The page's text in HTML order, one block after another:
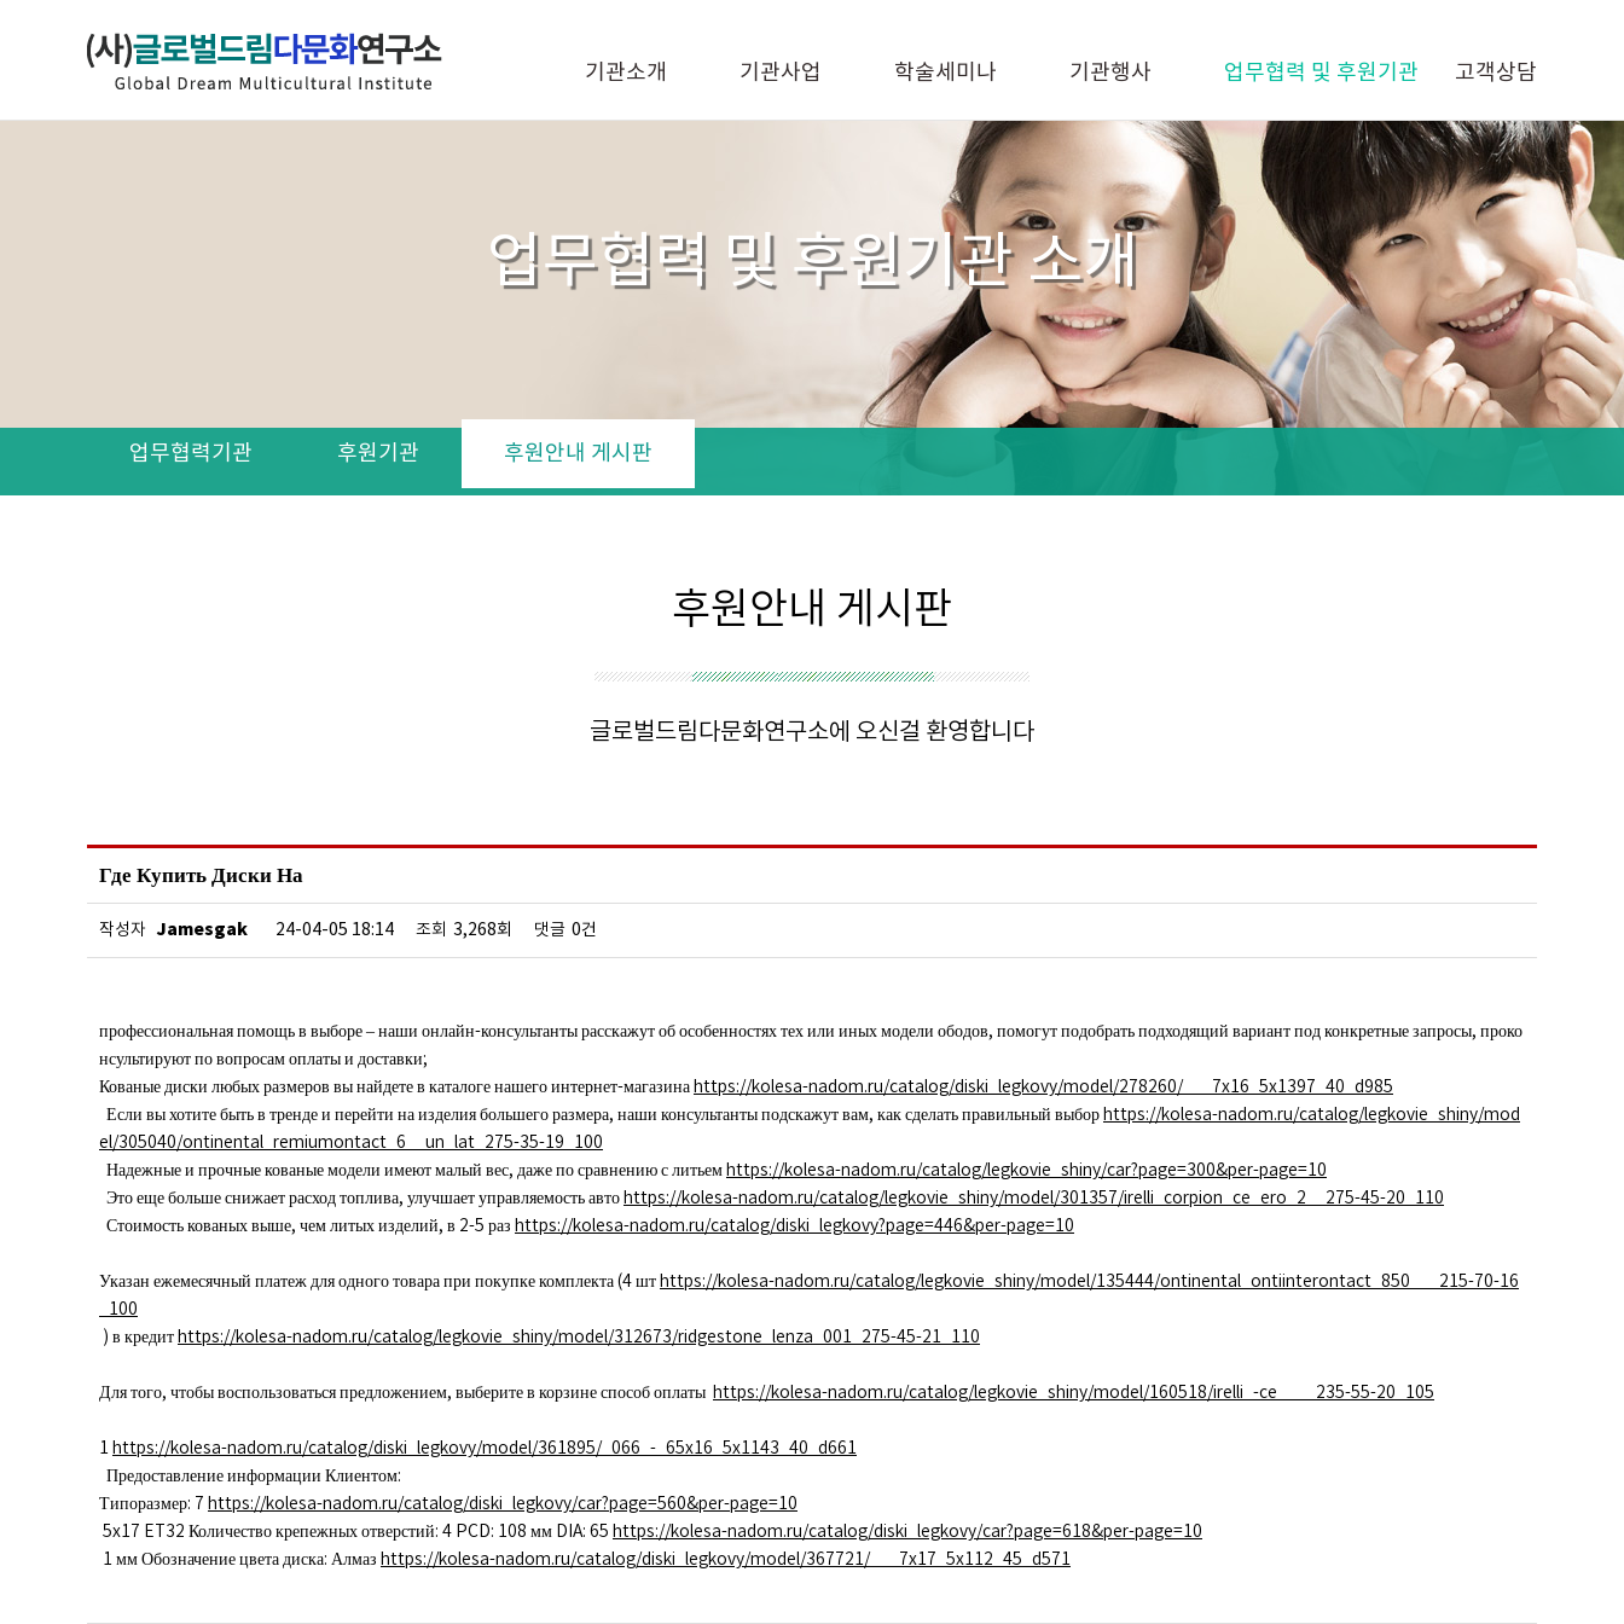
기관소개 기관사업 학술세미나 기관행사 업무협력 및 후원기관 고객상담
업무협력 및 후원기관 소개
업무협력기관 후원기관 후원안내 게시판
후원안내 게시판
글로벌드림다문화연구소에 오신걸 환영합니다
Где Купить Диски На
작성자 Jamesgak 24-04-05 18:14 조회 3,268회 댓글 0건
профессиональная помощь в выборе – наши онлайн-консультанты расскажут об особенностях тех или иных модели ободов, помогут подобрать подходящий вариант под конкретные запросы, проко
нсультируют по вопросам оплаты и доставки;
Кованые диски любых размеров вы найдете в каталоге нашего интернет-магазина https://kolesa-nadom.ru/catalog/diski_legkovy/model/278260/___7x16_5x1397_40_d985
Если вы хотите быть в тренде и перейти на изделия большего размера, наши консультанты подскажут вам, как сделать правильный выбор https://kolesa-nadom.ru/catalog/legkovie_shiny/mod
el/305040/ontinental_remiumontact_6__un_lat_275-35-19_100
Надежные и прочные кованые модели имеют малый вес, даже по сравнению с литьем https://kolesa-nadom.ru/catalog/legkovie_shiny/car?page=300&per-page=10
Это еще больше снижает расход топлива, улучшает управляемость авто https://kolesa-nadom.ru/catalog/legkovie_shiny/model/301357/irelli_corpion_ce_ero_2__275-45-20_110
Стоимость кованых выше, чем литых изделий, в 2-5 раз https://kolesa-nadom.ru/catalog/diski_legkovy?page=446&per-page=10
Указан ежемесячный платеж для одного товара при покупке комплекта (4 шт https://kolesa-nadom.ru/catalog/legkovie_shiny/model/135444/ontinental_ontiinterontact_850___215-70-16
_100
) в кредит https://kolesa-nadom.ru/catalog/legkovie_shiny/model/312673/ridgestone_lenza_001_275-45-21_110
Для того, чтобы воспользоваться предложением, выберите в корзине способ оплаты https://kolesa-nadom.ru/catalog/legkovie_shiny/model/160518/irelli_-ce____235-55-20_105
1 https://kolesa-nadom.ru/catalog/diski_legkovy/model/361895/_066_-_65x16_5x1143_40_d661
Предоставление информации Клиентом:
Типоразмер: 7 https://kolesa-nadom.ru/catalog/diski_legkovy/car?page=560&per-page=10
5x17 ET32 Количество крепежных отверстий: 4 PCD: 108 мм DIA: 65 https://kolesa-nadom.ru/catalog/diski_legkovy/car?page=618&per-page=10
1 мм Обозначение цвета диска: Алмаз https://kolesa-nadom.ru/catalog/diski_legkovy/model/367721/___7x17_5x112_45_d571